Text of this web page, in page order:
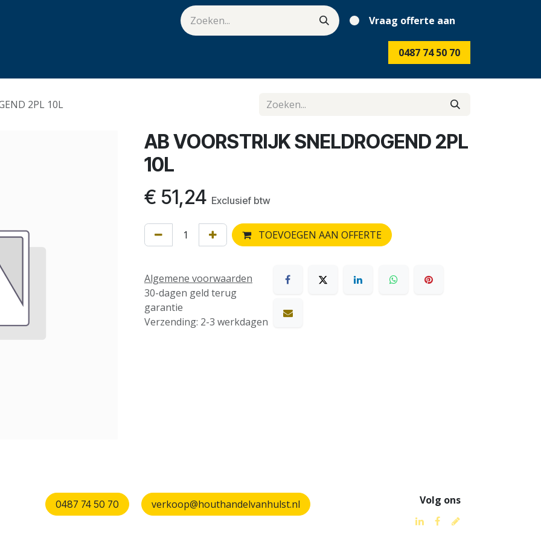
Vraag offerte aan
0487 74 50 70
2PL 10L
AB VOORSTRIJK SNELDROGEND 2PL
10L
€ 51,24 Exclusief btw
TOEVOEGEN AAN OFFERTE
Algemene voorwaarden
30-dagen geld terug
garantie
Verzending: 2-3 werkdagen
verkoop@houthandelvanhulst.nl Volg ons
0487 74 50 70